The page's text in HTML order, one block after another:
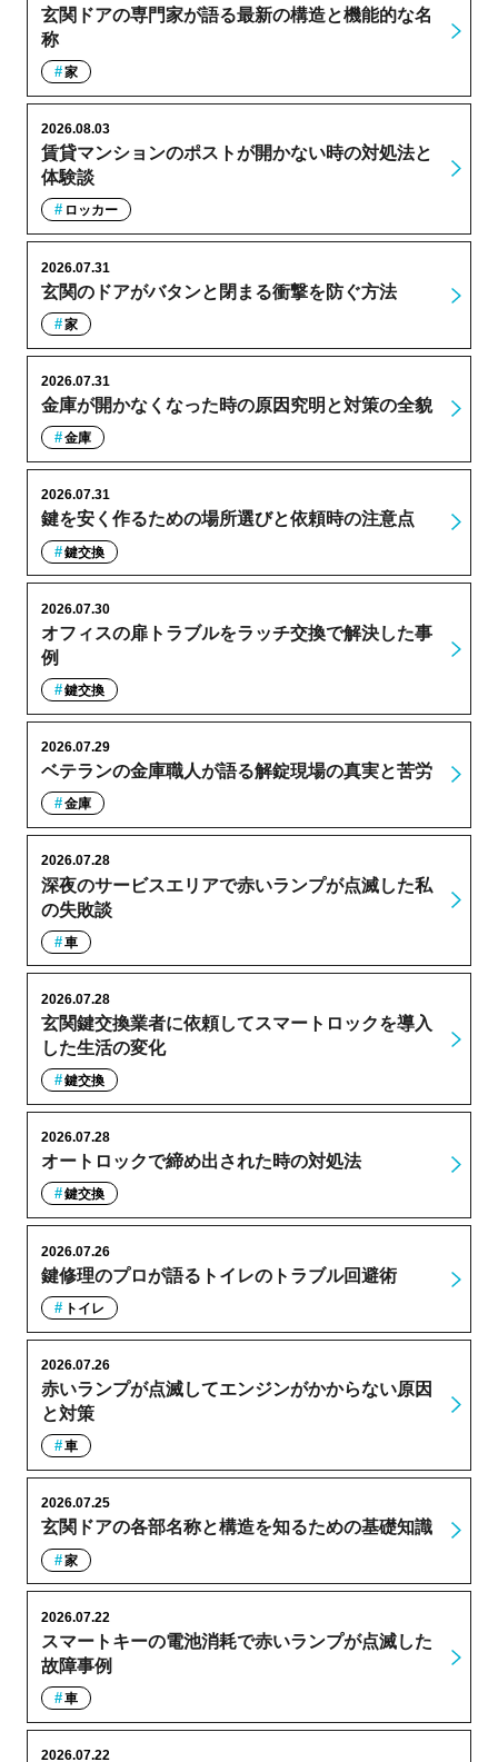
玄関ドアの専門家が語る最新の構造と機能的な名
称
家
賃貸マンションのポストが開かない時の対処法と
体験談
2026.08.03
ロッカー
玄関のドアがバタンと閉まる衝撃を防ぐ方法
2026.07.31
家
金庫が開かなくなった時の原因究明と対策の全貌
2026.07.31
金庫
鍵を安く作るための場所選びと依頼時の注意点
2026.07.31
鍵交換
オフィスの扉トラブルをラッチ交換で解決した事
例
2026.07.30
鍵交換
ベテランの金庫職人が語る解錠現場の真実と苦労
2026.07.29
金庫
深夜のサービスエリアで赤いランプが点滅した私
の失敗談
2026.07.28
車
玄関鍵交換業者に依頼してスマートロックを導入
した生活の変化
2026.07.28
鍵交換
オートロックで締め出された時の対処法
2026.07.28
鍵交換
鍵修理のプロが語るトイレのトラブル回避術
2026.07.26
トイレ
赤いランプが点滅してエンジンがかからない原因
と対策
2026.07.26
車
玄関ドアの各部名称と構造を知るための基礎知識
2026.07.25
家
スマートキーの電池消耗で赤いランプが点滅した
故障事例
2026.07.22
車
2026.07.22